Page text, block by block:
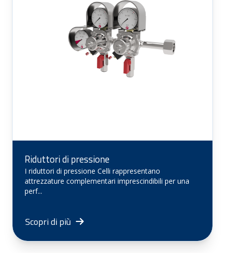
Riduttori di pressione
I riduttori di pressione Celli rappresentano
attrezzature complementari imprescindibili per una
perf...
Scopri di più